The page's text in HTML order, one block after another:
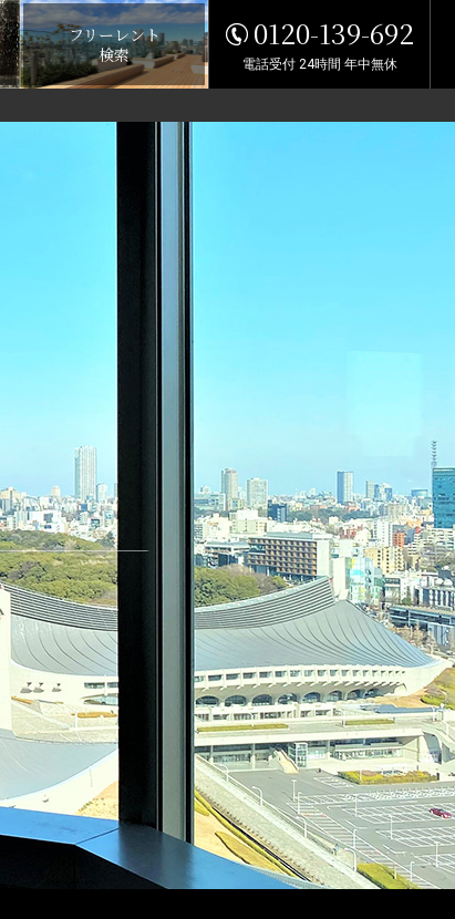
フリーレント
検索
0120-139-692
電話受付 24時間 年中無休